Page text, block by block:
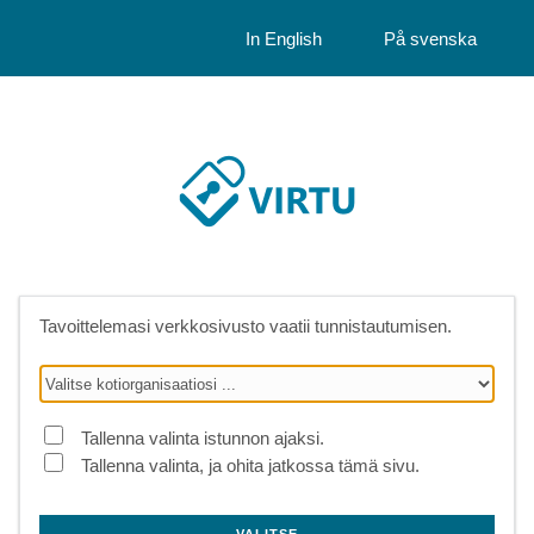
In English På svenska
Tavoittelemasi verkkosivusto vaatii tunnistautumisen.
Tallenna valinta istunnon ajaksi.
Tallenna valinta, ja ohita jatkossa tämä sivu.